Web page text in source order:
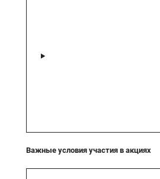
Важные условия участия в акциях